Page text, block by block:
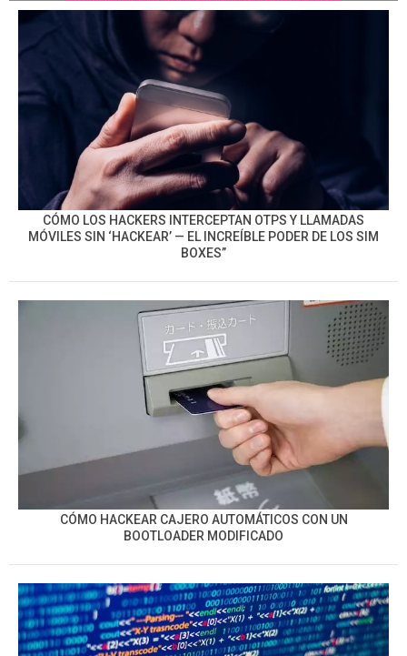
CÓMO LOS HACKERS INTERCEPTAN OTPS Y LLAMADAS
MÓVILES SIN ‘HACKEAR’ — EL INCREÍBLE PODER DE LOS SIM
BOXES”
CÓMO HACKEAR CAJERO AUTOMÁTICOS CON UN
BOOTLOADER MODIFICADO